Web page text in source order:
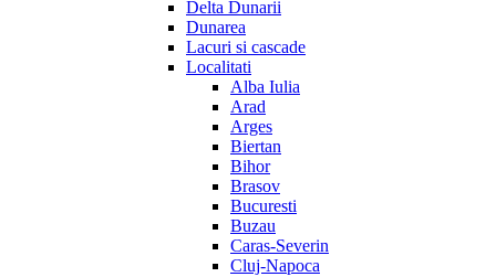
Delta Dunarii
Dunarea
Lacuri si cascade
Localitati
Alba Iulia
Arad
Arges
Biertan
Bihor
Brasov
Bucuresti
Buzau
Caras-Severin
Cluj-Napoca